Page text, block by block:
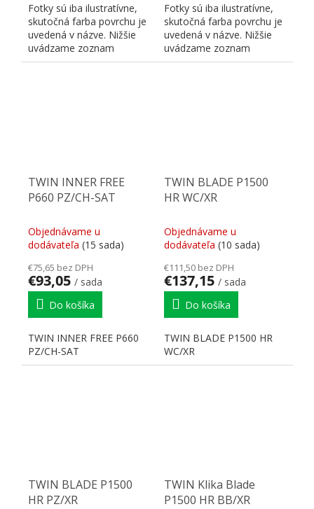
Fotky sú iba ilustratívne,
skutočná farba povrchu je
uvedená v názve. Nižšie
uvádzame zoznam
skratiek pre lepšiu...
Fotky sú iba ilustratívne,
skutočná farba povrchu je
uvedená v názve. Nižšie
uvádzame zoznam
skratiek pre lepšiu...
TWIN INNER FREE
P660 PZ/CH-SAT
Objednávame u
dodávateľa (15 sada)
€75,65 bez DPH
€93,05 / sada
Do košíka
TWIN INNER FREE P660
PZ/CH-SAT
TWIN BLADE P1500
HR WC/XR
Objednávame u
dodávateľa (10 sada)
€111,50 bez DPH
€137,15 / sada
Do košíka
TWIN BLADE P1500 HR
WC/XR
TWIN BLADE P1500
HR PZ/XR
TWIN Klika Blade
P1500 HR BB/XR